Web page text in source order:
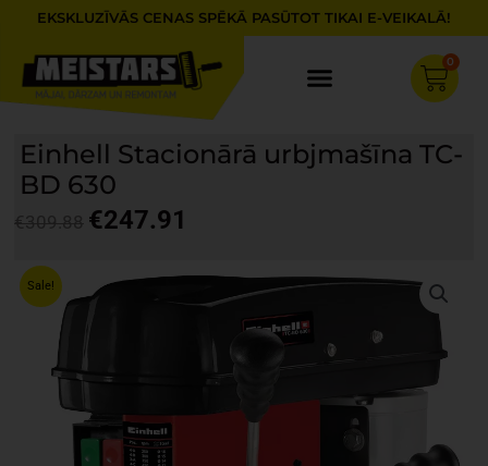
content
EKSKLUZĪVĀS CENAS SPĒKĀ PASŪTOT TIKAI E-VEIKALĀ!
0
Cart
Einhell Stacionārā urbjmašīna TC-
BD 630
was:
€247.91
price
€247.91.
Sale!